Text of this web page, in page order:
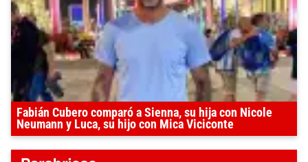
Fabián Cubero comparó a Sienna, su hija con Nicole
Neumann y Luca, su hijo con Mica Viciconte